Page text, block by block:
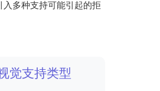
入多种支持可能引起的拒
觉支持类型